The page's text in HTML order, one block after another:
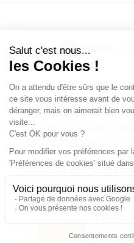
ELB080-0549
d’ordre non
Nos